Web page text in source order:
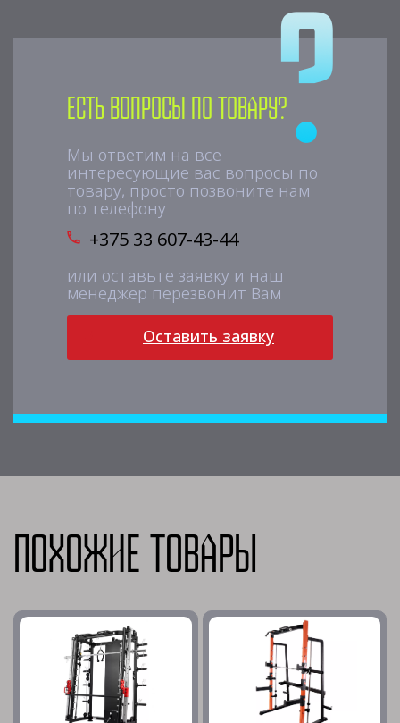
Есть вопросы по товару?
Мы ответим на все
интересующие вас вопросы по
товару, просто позвоните нам
по телефону
+375 33 607-43-44
или оставьте заявку и наш
менеджер перезвонит Вам
Оставить заявку
Похожие товары